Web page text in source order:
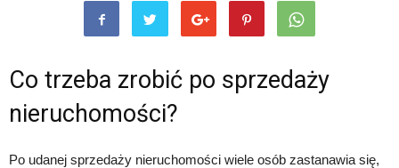
Co trzeba zrobić po sprzedaży
nieruchomości?
Po udanej sprzedaży nieruchomości wiele osób zastanawia się,